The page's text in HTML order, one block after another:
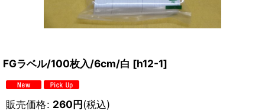
FGラベル/100枚入/6cm/白 [h12-1]
販売価格: 260円(税込)